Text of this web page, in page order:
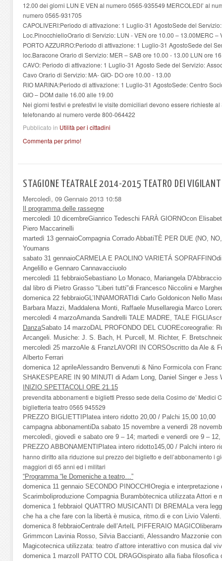
12.00 dei giorni LUN E VEN al numero 0565-935549 MERCOLEDI’ al
numero 0565-931705
CAPOLIVERI:Periodo di attivazione: 1 Luglio-31 AgostoSede del
Loc.PinocchielloOrario di Servizio: LUN - VEN ore 10.00 – 13.00MERC –
PORTO AZZURRO:Periodo di attivazione: 1 Luglio-31 AgostoSede del
loc.Baracone Orario di Servizio: MER – SAB ore 10.00 - 13.00 LUN ore
CAVO: Periodo di attivazione: 1 Luglio-31 Agosto Sede del Servizio:
Cavo Orario di Servizio: MA- GIO- DO ore 10.00 - 13.00
RIO MARINA:Periodo di attivazione: 1 Luglio-31 AgostoSede: Centro
GIO – DOM dalle 16.00 alle 19.00
Nei giorni festivi e prefestivi le visite domiciliari devono essere richieste
telefonando al numero verde 800-064422
Pubblicato in Utilità per i cittadini
Commenta per primo!
STAGIONE TEATRALE 2014-2015 TEATRO DEI
Mercoledì, 09 Gennaio 2013 10:58
Il programma delle rassegne
mercoledì 10 dicembreGianrico Tedeschi FARÀ GIORNOcon
Piero Maccarinelli
martedì 13 gennaioCompagnia Corrado AbbatiTÈ PER DUE (NO,
Youmans
sabato 31 gennaioCARMELA E PAOLINO VARIETÁ
Angelillo e Gennaro Cannavacciuolo
mercoledì 11 febbraioSebastiano Lo Monaco, Mariangela
dal libro di Pietro Grasso "Liberi tutti"di Francesco Niccolini e
domenica 22 febbraioGL’INNAMORATIdi Carlo Goldonicon Nello
Barbara Mazzi, Maddalena Monti, Raffaele Musellaregia Marco
mercoledì 4 marzoAmanda Sandrelli TALE MADRE, TALE
DanzaSabato 14 marzoDAL PROFONDO DEL CUOREcoreografie:
Arcangeli. Musiche: J. S. Bach, H. Purcell, M. Richter, F.
mercoledì 25 marzoAle & FranzLAVORI IN CORSOscritto da Ale &
Alberto Ferrari
domenica 12 aprileAlessandro Benvenuti & Nino Formicola con
SHAKESPEARE IN 90 MINUTI di Adam Long, Daniel Singer e Jess
INIZIO SPETTACOLI ORE 21.15
prevendita abbonamenti e biglietti Presso sede della Cosimo de’ Medici
biglietteria teatro 0565 945529
PREZZO BIGLIETTIPlatea intero ridotto 20,00 / Palchi 15,00 10,00
campagna abbonamentiDa sabato 15 novembre a venerdì 28
mercoledì, giovedì e sabato ore 9 – 14; martedì e venerdì ore 9 –
PREZZO ABBONAMENTIPlatea intero ridotto145,00 / Palchi intero
hanno diritto alla riduzione sul prezzo del biglietto e dell’abbonamento i
maggiori di 65 anni ed i militari
“Programma “le Domeniche a teatro…”
domenica 11 gennaio SECONDO PINOCCHIOregia e
Scarimboliproduzione Compagnia Burambòtecnica utilizzata Attori e
domenica 1 febbraioI QUATTRO MUSICANTI DI BREMALa vera
che ha a che fare con la libertà è musica, ritmo.di e con Livio Valenti.
domenica 8 febbraioCentrale dell’ArteIL PIFFERAIO
Grimmcon Lavinia Rosso, Silvia Baccianti, Alessandro Mazzonie
Magicotecnica utilizzata: teatro d’attore interattivo con musica dal
domenica 1 marzoIl PATTO COL DRAGOispirato alla fiaba